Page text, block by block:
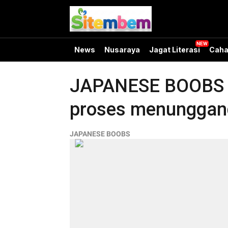
News Nusaraya Jagat Literasi
JAPANESE
proses
JAPANESE BOOBS